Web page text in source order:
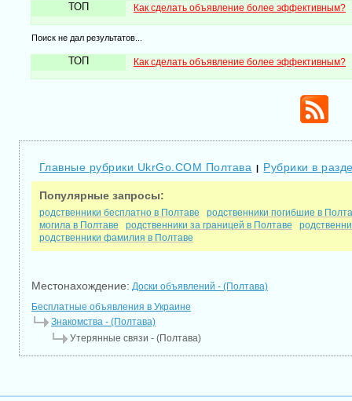
ТОП Как сделать объявление более эффективным?
Поиск не дал результатов...
ТОП Как сделать объявление более эффективным?
Главные рубрики UkrGo.COM Полтава | Рубрики в
Популярные запросы:
родственники бесплатно в Полтаве
родственники погибшие в
могила в Полтаве
родственники за границей в Полтаве
родственники фамилия в Полтаве
Местонахождение: Доски объявлений - (Полтава)
Бесплатные объявления в Украине
Знакомства - (Полтава)
Утерянные связи - (Полтава)